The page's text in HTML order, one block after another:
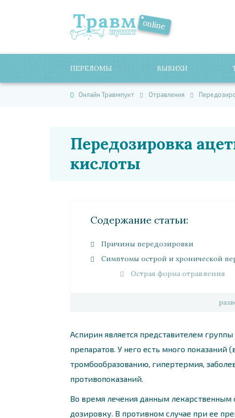
ПЕРЕЛОМЫ ВЫВИХИ
Онлайн Травмпукт Отравления
Передозировка
кислоты
Cодержание статьи:
Причины передозировки
Симптомы острой и хронической
Острая форма отравления
Аспирин является представителем
препаратов. У него есть много показаний
тромбообразованию, гипертермия,
противопоказаний.
Во время лечения данным
дозировку. В противном случае при ее